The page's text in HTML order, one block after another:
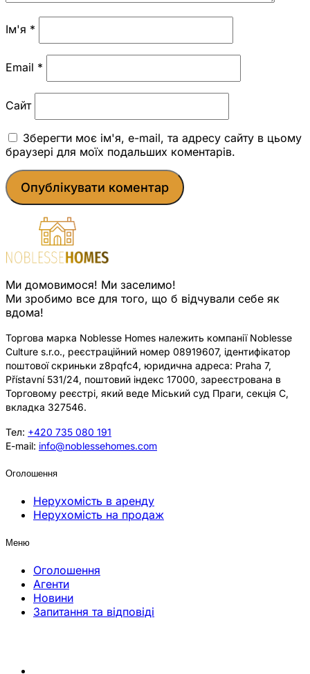
Ім'я *
Email *
Сайт
Зберегти моє ім'я, e-mail, та адресу сайту в цьому
браузері для моїх подальших коментарів.
Ми домовимося! Ми заселимо!
Ми зробимо все для того, що б відчували себе як
вдома!
Торгова марка Noblesse Homes належить компанії Noblesse
Culture s.r.o., реєстраційний номер 08919607, ідентифікатор
поштової скриньки z8pqfc4, юридична адреса: Praha 7,
Přístavní 531/24, поштовий індекс 17000, зареєстрована в
Торговому реєстрі, який веде Міський суд Праги, секція C,
вкладка 327546.
Тел: +420 735 080 191
E-mail: info@noblessehomes.com
Оголошення
Нерухомість в аренду
Нерухомість на продаж
Меню
Оголошення
Агенти
Новини
Запитання та відповіді